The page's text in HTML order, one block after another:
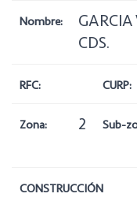
Nombre:
GARCIA
CDS.
RFC: CURP:
Zona: 2 Sub-
CONSTRUCCIÓN